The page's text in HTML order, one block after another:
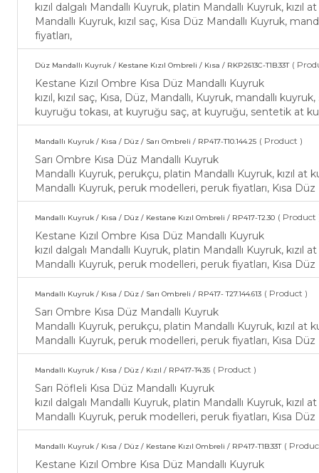
kızıl dalgalı Mandallı Kuyruk, platin Mandallı Kuyruk,
Mandallı Kuyruk, kızıl saç, Kısa Düz Mandallı Kuyruk,
fiyatları,
Düz Mandallı Kuyruk / Kestane Kızıl Ombreli / Kısa / RKP2613C-T1B.33T (
Kestane Kızıl Ombre Kısa Düz Mandallı Kuyruk
kızıl, kızıl saç, Kısa, Düz, Mandallı, Kuyruk, mandallı
kuyruğu tokası, at kuyruğu saç, at kuyruğu, sentetik at
Mandallı Kuyruk / Kısa / Düz / Sarı Ombreli / RP417-T10.144.25 ( Product )
Sarı Ombre Kısa Düz Mandallı Kuyruk
Mandallı Kuyruk, perukçu, platin Mandallı Kuyruk, kızıl
Mandallı Kuyruk, peruk modelleri, peruk fiyatları, Kısa
Mandallı Kuyruk / Kısa / Düz / Kestane Kızıl Ombreli / RP417-T2.30 ( Product
Kestane Kızıl Ombre Kısa Düz Mandallı Kuyruk
kızıl dalgalı Mandallı Kuyruk, platin Mandallı Kuyruk,
Mandallı Kuyruk, peruk modelleri, peruk fiyatları, Kısa
Mandallı Kuyruk / Kısa / Düz / Sarı Ombreli / RP417- T27.144.613 ( Product )
Sarı Ombre Kısa Düz Mandallı Kuyruk
Mandallı Kuyruk, perukçu, platin Mandallı Kuyruk, kızıl
Mandallı Kuyruk, peruk modelleri, peruk fiyatları, Kısa
Mandallı Kuyruk / Kısa / Düz / Kızıl / RP417-T4.35 ( Product )
Sarı Röfleli Kısa Düz Mandallı Kuyruk
kızıl dalgalı Mandallı Kuyruk, platin Mandallı Kuyruk,
Mandallı Kuyruk, peruk modelleri, peruk fiyatları, Kısa
Mandallı Kuyruk / Kısa / Düz / Kestane Kızıl Ombreli / RP417-T1B.33T (
Kestane Kızıl Ombre Kısa Düz Mandallı Kuyruk